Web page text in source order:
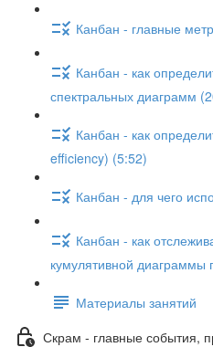
Канбан - главные
Канбан - как
спектральных диаграмм
Канбан - как
efficiency) (5:52)
Канбан - для чего
Канбан - как
кумулятивной диаграммы
Материалы занятий
Скрам - главные события,